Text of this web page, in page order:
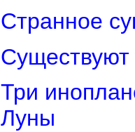
Странное
Три
Луны